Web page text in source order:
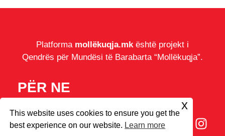
Platforma mollëkuqja.mk është projekt i
Qendrës për Mundësi të Barabarta “Mollëkuqja”.
PËR NE
RRETH NESH
IMPRESUM
COOKIES
This website uses cookies to ensure you get the
best experience on our website. Learn more
x